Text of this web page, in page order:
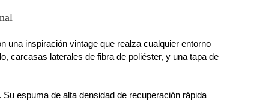
una inspiración vintage que realza cualquier entorno
carcasas laterales de fibra de poliéster, y una tapa de
espuma de alta densidad de recuperación rápida